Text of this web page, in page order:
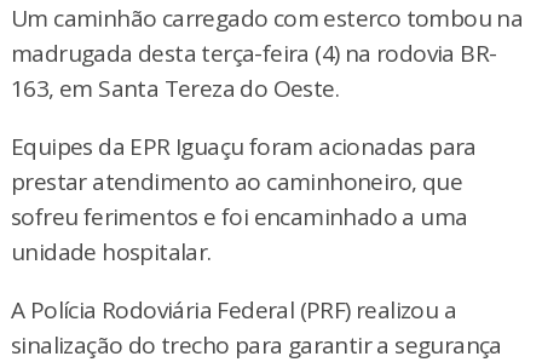
Um caminhão carregado com esterco tombou na
madrugada desta terça-feira (4) na rodovia BR-
163, em Santa Tereza do Oeste.
Equipes da EPR Iguaçu foram acionadas para
prestar atendimento ao caminhoneiro, que
sofreu ferimentos e foi encaminhado a uma
unidade hospitalar.
A Polícia Rodoviária Federal (PRF) realizou a
sinalização do trecho para garantir a segurança